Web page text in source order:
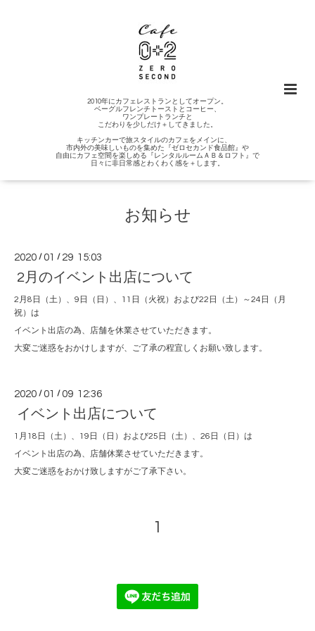
2010年にカフェレストランとしてオープン。
ベーグルフレンチトーストとコーヒー、
ワンプレートランチと
こだわりを少しだけ＋してきました。
キッチンカーで旅スタイルのカフェをメインに、
市内外の美味しいものを集めた『ゼロセカンド食品館』や
自由にカフェ空間を楽しめる『レンタルルームＡＢ＆ロフト』で
日々に非日常感とわくわく感を＋します。
お知らせ
2020 /01 / 29 15:03
2月のイベント出店について
2月8日（土）、9日（日）、11日（火祝）および22日（土）～24日（月
祝）は
イベント出店の為、店舗を休業させていただきます。
大変ご迷惑をおかけしますが、ご了承の程宜しくお願い致します。
2020 /01 /09 12:36
イベント出店について
1月18日（土）、19日（日）および25日（土）、26日（日）は
イベント出店の為、店舗休業させていただきます。
大変ご迷惑をおかけ致しますがご了承下さい。
1